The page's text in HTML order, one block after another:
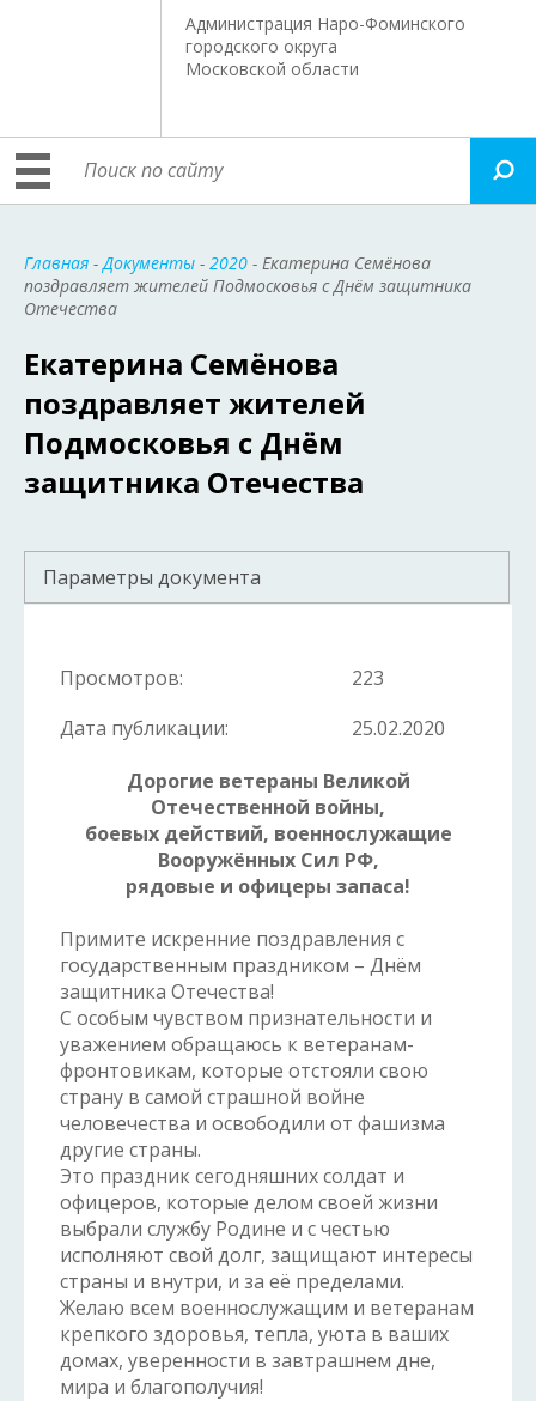
Администрация Наро-Фоминского
городского округа
Московской области
Главная -Документы - 2020 - Екатерина Семёнова
поздравляет жителей Подмосковья с Днём защитника
Отечества
Екатерина Семёнова
поздравляет жителей
Подмосковья с Днём
защитника Отечества
Параметры документа
Просмотров:
223
Дата публикации:
25.02.2020
Дорогие ветераны Великой
Отечественной войны,
боевых действий, военнослужащие
Вооружённых Сил РФ,
рядовые и офицеры запаса!
Примите искренние поздравления с
государственным праздником – Днём
защитника Отечества!
С особым чувством признательности и
уважением обращаюсь к ветеранам-
фронтовикам, которые отстояли свою
страну в самой страшной войне
человечества и освободили от фашизма
другие страны.
Это праздник сегодняшних солдат и
офицеров, которые делом своей жизни
выбрали службу Родине и с честью
исполняют свой долг, защищают интересы
страны и внутри, и за её пределами.
Желаю всем военнослужащим и ветеранам
крепкого здоровья, тепла, уюта в ваших
домах, уверенности в завтрашнем дне,
мира и благополучия!